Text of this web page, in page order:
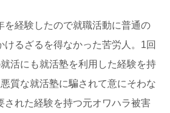
を経験したので就職活動に普通の
けるざるを得なかった苦労人。1回
活にも就活塾を利用した経験を持
質な就活塾に騙されて意にそわな
された経験を持つ元オワハラ被害